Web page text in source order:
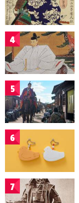
4
5
6
7